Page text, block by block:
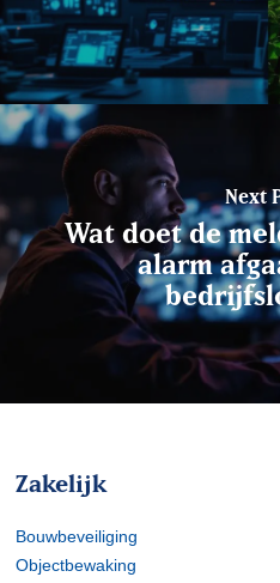
Next
Wat doet de
alarm
Zakelijk
Bouwbeveiliging
Objectbewaking